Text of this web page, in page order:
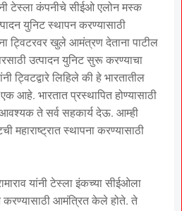
टेस्ला कंपनीचे सीईओ एलोन मस्क
युनिट स्थापन करण्यासाठी
ट्विटरवर खुले आमंत्रण देताना पाटील
उत्पादन युनिट सुरू करण्याचा
ट्विटद्वारे लिहिले की हे भारतातील
आहे. भारतात प्रस्थापित होण्यासाठी
आवश्यक ते सर्व सहकार्य देऊ. आम्‍ही
महाराष्‍ट्रात स्‍थापना करण्‍यासाठी
यांनी टेस्ला इंकच्या सीईओला
करण्यासाठी आमंत्रित केले होते. ते